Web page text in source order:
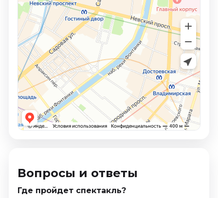
Вопросы и ответы
Где пройдет спектакль?